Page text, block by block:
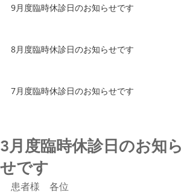
9月度臨時休診日のお知らせです
8月度臨時休診日のお知らせです
7月度臨時休診日のお知らせです
3月度臨時休診日のお知ら
せです
患者様　各位